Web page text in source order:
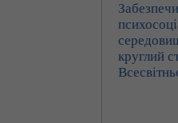
круглий